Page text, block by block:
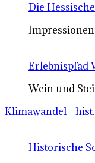
Die
Erlebnispfad
Wein und
Klimawandel -
Historische